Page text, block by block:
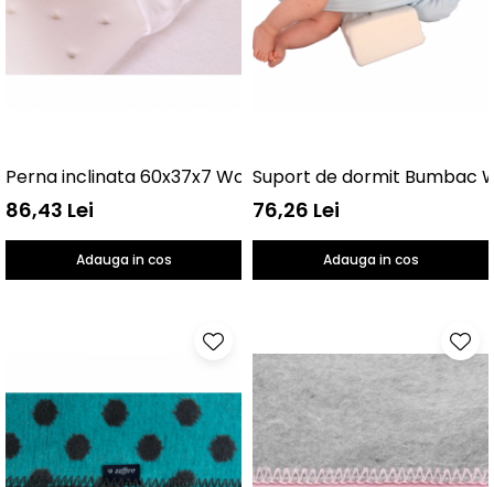
Perna inclinata 60x37x7 Womar Zaffiro AN-PK-01
86,43 Lei
Adauga in cos
Suport de dormit Bumbac
76,26 Lei
Adauga in cos